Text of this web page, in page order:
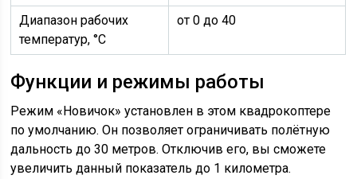
Диапазон рабочих
температур, °C
от 0 до 40
Функции и режимы работы
Режим «Новичок» установлен в этом квадрокоптере
по умолчанию. Он позволяет ограничивать полётную
дальность до 30 метров. Отключив его, вы сможете
увеличить данный показатель до 1 километра.